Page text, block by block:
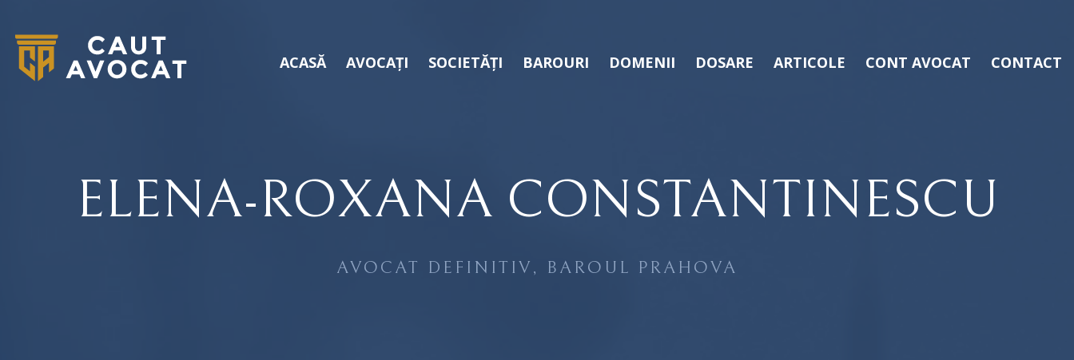
ACASĂ AVOCAȚI SOCIETĂȚI BAROURI DOMENII DOSARE ARTICOLE CONT AVOCAT CONTACT
ELENA-ROXANA CONSTANTINESCU
AVOCAT DEFINITIV, BAROUL PRAHOVA